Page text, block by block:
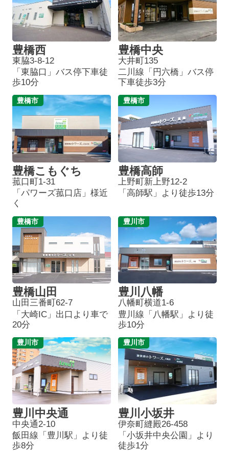
豊橋西
東脇3-8-12
「東脇口」バス停下車徒
歩10分
豊橋中央
大井町135
二川線「円六橋」バス停
下車徒歩3分
豊橋市
豊橋こもぐち
菰口町1-31
「パワーズ菰口店」様近
く
豊橋市
豊橋高師
上野町新上野12-2
「高師駅」より徒歩13分
豊橋市
豊橋山田
山田三番町62-7
「大崎IC」出口より車で
20分
豊川市
豊川八幡
八幡町横道1-6
豊川線「八幡駅」より徒
歩10分
豊川市
豊川中央通
中央通2-10
飯田線「豊川駅」より徒
歩8分
豊川市
豊川小坂井
伊奈町縫殿26-458
「小坂井中央公園」より
徒歩1分